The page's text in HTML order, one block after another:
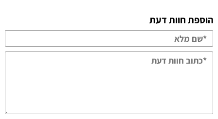
הוספת חוות דעת